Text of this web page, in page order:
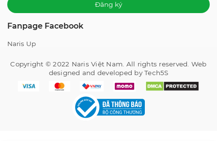
Đăng ký
Fanpage Facebook
Naris Up
Copyright © 2022 Naris Việt Nam. All rights reserved. Web
designed and developed by Tech5S